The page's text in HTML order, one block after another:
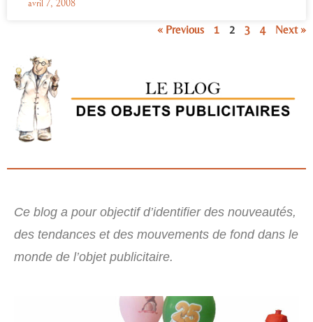
avril 7, 2008
« Previous 1 2 3 4 Next »
Ce blog a pour objectif d’identifier des nouveautés,
des tendances et des mouvements de fond dans le
monde de l’objet publicitaire.